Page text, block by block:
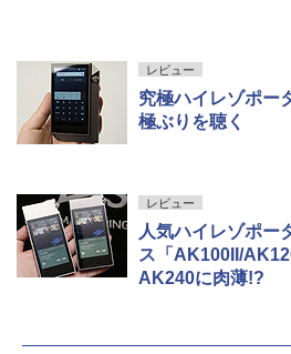
レビュー
究極ハイレゾポー
極ぶりを聴く
レビュー
人気ハイレゾポー
ス「AK100II/
AK240に肉薄!?